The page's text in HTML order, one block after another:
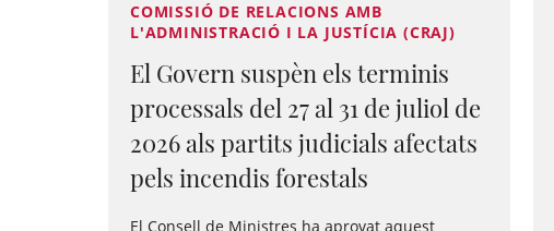
COMISSIÓ DE RELACIONS AMB
L'ADMINISTRACIÓ I LA JUSTÍCIA (CRAJ)
El Govern suspèn els terminis
processals del 27 al 31 de juliol de
2026 als partits judicials afectats
pels incendis forestals
El Consell de Ministres ha aprovat aquest